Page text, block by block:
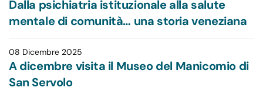
Dalla psichiatria istituzionale alla salute
mentale di comunità… una storia veneziana
08 Dicembre 2025
A dicembre visita il Museo del Manicomio di
San Servolo